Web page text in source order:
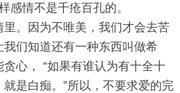
感情不是千疮百孔的。
。因为不唯美，我们才会去苦
们知道还有一种东西叫做希
心， “如果有谁认为有十全十
是白痴。”所以，不要求爱的完